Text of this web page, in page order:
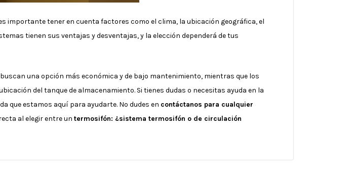
importante tener en cuenta factores como el clima, la ubicación geográfica, el
tienen sus ventajas y desventajas, y la elección dependerá de tus
una opción más económica y de bajo mantenimiento, mientras que los
del tanque de almacenamiento. Si tienes dudas o necesitas ayuda en la
que estamos aquí para ayudarte. No dudes en contáctanos para cualquier
al elegir entre un termosifón: ¿sistema termosifón o de circulación